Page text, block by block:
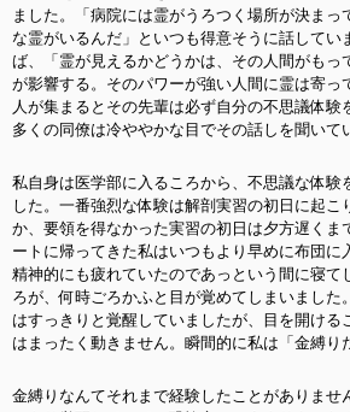
ました。「病院には霊がうろつく場所が決まっ
な霊がいるんだ」といつも得意そうに話してい
ば、「霊が見えるかどうかは、その人間がもっ
が影響する。そのパワーが強い人間に霊は寄っ
人が集まるとその先輩は必ず自分の不思議体験
多くの同僚は冷ややかな目でその話しを聞いて
私自身は医学部に入るころから、不思議な体験
した。一番強烈な体験は解剖実習の初日に起こ
か、要領を得なかった実習の初日は夕方遅くま
ートに帰ってきた私はいつもより早めに布団に
精神的にも疲れていたのであっという間に寝て
ろが、何時ごろかふと目が覚めてしまいました
はすっきりと覚醒していましたが、目を開ける
はまったく動きません。瞬間的に私は「金縛り
金縛りなんてそれまで経験したことがありませ